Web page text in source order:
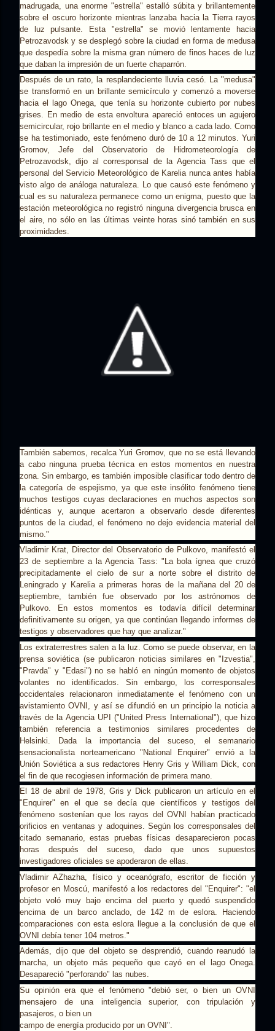
madrugada, una enorme "estrella" estalló súbita y brillantemente
sobre el oscuro horizonte mientras lanzaba hacia la Tierra rayos
de luz pulsante. Esta "estrella" se movió lentamente hacia
Petrozavodsk y se desplegó sobre la ciudad en forma de medusa
que despedía sobre la misma gran número de finos haces de luz
que daban la impresión de un fuerte chaparrón.
Después de un rato, la resplandeciente lluvia cesó. La "medusa"
se transformó en un brillante semicírculo y comenzó a moverse
hacia el lago Onega, que tenía su horizonte cubierto por nubes
grises. En medio de esta envoltura apareció entoces un agujero
semicircular, rojo brillante en el medio y blanco a cada lado. Como
se ha testimoniado, este fenómeno duró de 10 a 12 minutos. Yuri
Gromov, Jefe del Observatorio de Hidrometeorología de
Petrozavodsk, dijo al corresponsal de la Agencia Tass que el
personal del Servicio Meteorológico de Karelia nunca antes había
visto algo de análoga naturaleza. Lo que causó este fenómeno y
cual es su naturaleza permanece como un enigma, puesto que la
estación meteorológica no registró ninguna divergencia brusca en
el aire, no sólo en las últimas veinte horas sinó también en sus
proximidades.
También sabemos, recalca Yuri Gromov, que no se está llevando
a cabo ninguna prueba técnica en estos momentos en nuestra
zona. Sin embargo, es también imposible clasificar todo dentro de
la categoría de espejismo, ya que este insólito fenómeno tiene
muchos testigos cuyas declaraciones en muchos aspectos son
idénticas y, aunque acertaron a observarlo desde diferentes
puntos de la ciudad, el fenómeno no dejo evidencia material del
mismo."
Vladimir Krat, Director del Observatorio de Pulkovo, manifestó el
23 de septiembre a la Agencia Tass: "La bola ígnea que cruzó
precipitadamente el cielo de sur a norte sobre el distrito de
Leningrado y Karelia a primeras horas de la mañana del 20 de
septiembre, también fue observado por los astrónomos de
Pulkovo. En estos momentos es todavía difícil determinar
definitivamente su origen, ya que continúan llegando informes de
testigos y observadores que hay que analizar."
Los extraterrestres salen a la luz. Como se puede observar, en la
prensa soviética (se publicaron noticias similares en "Izvestia",
"Pravda" y "Edasi") no se habló en ningún momento de objetos
volantes no identificados. Sin embargo, los corresponsales
occidentales relacionaron inmediatamente el fenómeno con un
avistamiento OVNI, y así se difundió en un principio la noticia a
través de la Agencia UPI ("United Press International"), que hizo
también referencia a testimonios similares procedentes de
Helsinki. Dada la importancia del suceso, el semanario
sensacionalista norteamericano "National Enquirer" envió a la
Unión Soviética a sus redactores Henry Gris y William Dick, con
el fin de que recogiesen información de primera mano.
El 18 de abril de 1978, Gris y Dick publicaron un artículo en el
"Enquirer" en el que se decía que científicos y testigos del
fenómeno sostenían que los rayos del OVNI habían practicado
orificios en ventanas y adoquines. Según los corresponsales del
citado semanario, estas pruebas físicas desaparecieron pocas
horas después del suceso, dado que unos supuestos
investigadores oficiales se apoderaron de ellas.
Vladimir AZhazha, físico y oceanógrafo, escritor de ficción y
profesor en Moscú, manifestó a los redactores del "Enquirer": "el
objeto voló muy bajo encima del puerto y quedó suspendido
encima de un barco anclado, de 142 m de eslora. Haciendo
comparaciones con esta eslora llegue a la conclusión de que el
OVNI debía tener 104 metros."
Además, dijo que del objeto se desprendió, cuando reanudó la
marcha, un objeto más pequeño que cayó en el lago Onega.
Desapareció "perforando" las nubes.
Su opinión era que el fenómeno "debió ser, o bien un OVNI
mensajero de una inteligencia superior, con tripulación y
pasajeros, o bien un
campo de energía producido por un OVNI".